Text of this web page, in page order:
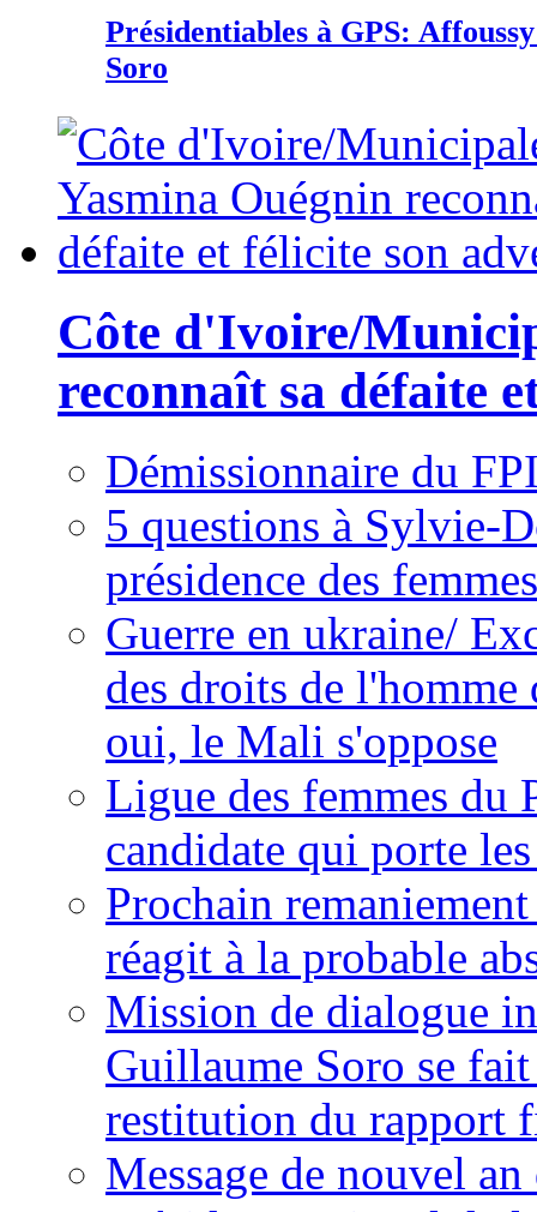
Présidentiables à GPS:
Soro
Côte d'Ivoire/
reconnaît sa défaite
Démissionnaire du
5 questions à Sylvie-
présidence des
Guerre en ukraine/
des droits de
oui, le Mali s'oppose
Ligue des femmes du
candidate qui porte
Prochain
réagit à la probable
Mission de dialogue
Guillaume Soro se
restitution du rapport
Message de nouvel